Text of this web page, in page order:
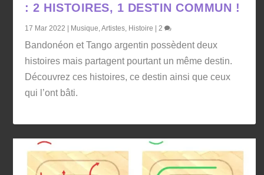
: 2 HISTOIRES, 1 DESTIN COMMUN !
17 Mar 2022 | Musique ,Artistes Histoire | 2
Bandonéon et Tango argentin possèdent deux
histoires mais partagent pourtant un même destin.
Découvrez ces histoires, ce destin ainsi que ceux
qui l’ont bâti.